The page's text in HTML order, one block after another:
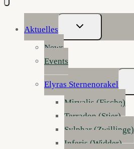
Aktuelles
Untermenü
Umschalten
News
Events
Elyras Sternenorakel
Mirvalis (Fische)
Terradon (Stier)
Sylphar (Zwillinge)
Inferis (Widder)